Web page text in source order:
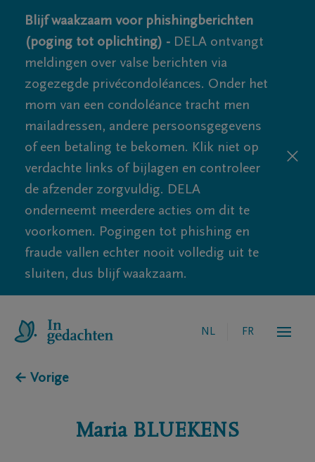
Blijf waakzaam voor phishingberichten
(poging tot oplichting) - DELA ontvangt
meldingen over valse berichten via
zogezegde privécondoléances. Onder het
mom van een condoléance tracht men
mailadressen, andere persoonsgegevens
of een betaling te bekomen. Klik niet op
verdachte links of bijlagen en controleer
de afzender zorgvuldig. DELA
onderneemt meerdere acties om dit te
voorkomen. Pogingen tot phishing en
fraude vallen echter nooit volledig uit te
sluiten, dus blijf waakzaam.
NL FR
← Vorige
Maria BLUEKENS